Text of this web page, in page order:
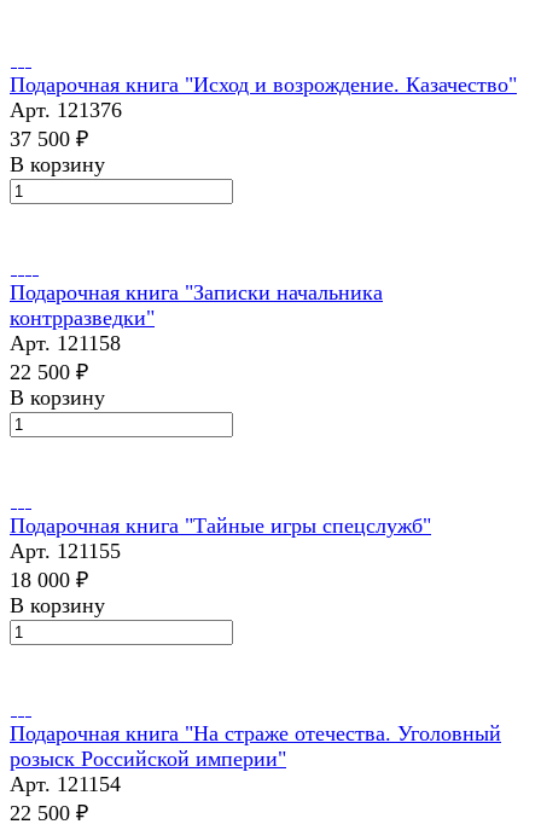
Подарочная книга "Исход и возрождение. Казачество"
Арт. 121376
37 500 ₽
В корзину
Подарочная книга "Записки начальника
контрразведки"
Арт. 121158
22 500 ₽
В корзину
Подарочная книга "Тайные игры спецслужб"
Арт. 121155
18 000 ₽
В корзину
Подарочная книга "На страже отечества. Уголовный
розыск Российской империи"
Арт. 121154
22 500 ₽